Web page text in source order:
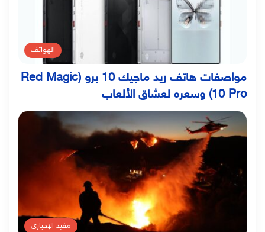
الهواتف
مواصفات هاتف ريد ماجيك 10 برو (Red Magic
10 Pro) وسعره لعشاق الألعاب
مفيد الإخباري